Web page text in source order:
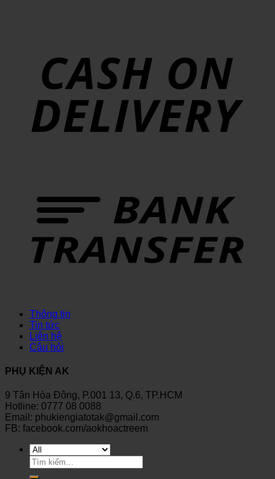
Thông tin
Tin tức
Liên hệ
Câu hỏi
PHỤ KIỆN AK
9 Tân Hòa Đông, P.001 13, Q.6, TP.HCM
Hotline: 0777 08 0088
Email: phukiengiatotak@gmail.com
FB: facebook.com/aokhoactreem
Tìm
kiếm: